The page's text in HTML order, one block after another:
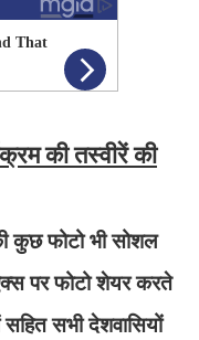
की तस्वीरें की
कुछ फोटो भी सोशल
पर फोटो शेयर करते
सभी देशवासियों